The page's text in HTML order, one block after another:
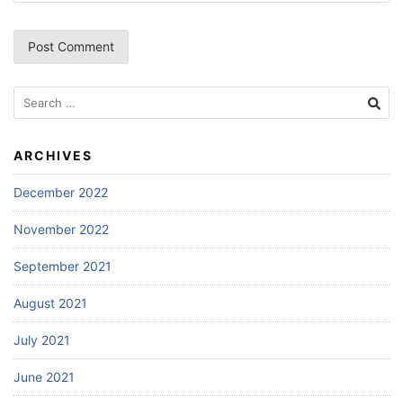
Search
for:
ARCHIVES
December 2022
November 2022
September 2021
August 2021
July 2021
June 2021